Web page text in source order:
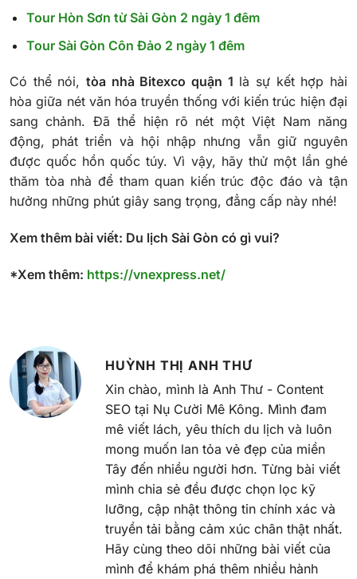
Tour Hòn Sơn từ Sài Gòn 2 ngày 1 đêm
Tour Sài Gòn Côn Đảo 2 ngày 1 đêm
Có thể nói, tòa nhà Bitexco quận 1 là sự kết hợp hài
hòa giữa nét văn hóa truyền thống với kiến trúc hiện đại
sang chảnh. Đã thể hiện rõ nét một Việt Nam năng
động, phát triển và hội nhập nhưng vẫn giữ nguyên
được quốc hồn quốc túy. Vì vậy, hãy thử một lần ghé
thăm tòa nhà để tham quan kiến trúc độc đáo và tận
hưởng những phút giây sang trọng, đẳng cấp này nhé!
Xem thêm bài viết: Du lịch Sài Gòn có gì vui?
*Xem thêm: https://vnexpress.net/
HUỲNH THỊ ANH THƯ
Xin chào, mình là Anh Thư - Content
SEO tại Nụ Cười Mê Kông. Mình đam
mê viết lách, yêu thích du lịch và luôn
mong muốn lan tỏa vẻ đẹp của miền
Tây đến nhiều người hơn. Từng bài viết
mình chia sẻ đều được chọn lọc kỹ
lưỡng, cập nhật thông tin chính xác và
truyền tải bằng cảm xúc chân thật nhất.
Hãy cùng theo dõi những bài viết của
mình để khám phá thêm nhiều hành